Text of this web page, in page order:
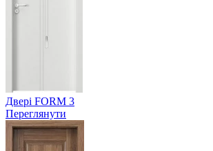
Двері FORM 3
Переглянути